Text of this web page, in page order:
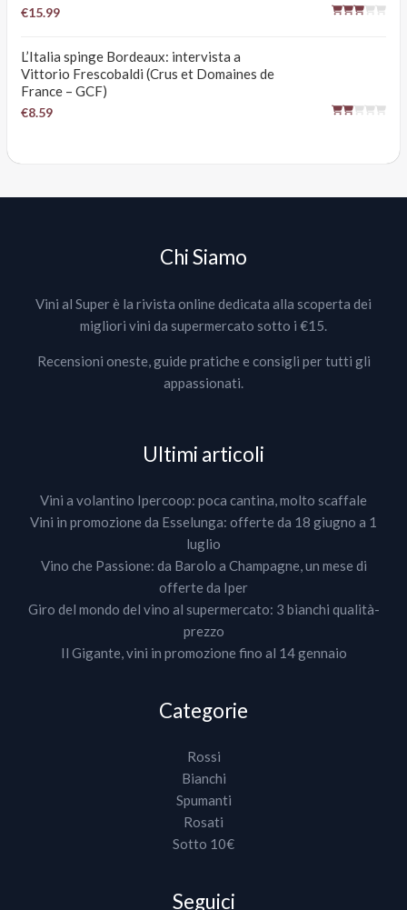
€15.99
L’Italia spinge Bordeaux: intervista a
Vittorio Frescobaldi (Crus et Domaines de
France – GCF)
€8.59
Chi Siamo
Vini al Super è la rivista online dedicata alla scoperta dei
migliori vini da supermercato sotto i €15.
Recensioni oneste, guide pratiche e consigli per tutti gli
appassionati.
Ultimi articoli
Vini a volantino Ipercoop: poca cantina, molto scaffale
Vini in promozione da Esselunga: offerte da 18 giugno a 1
luglio
Vino che Passione: da Barolo a Champagne, un mese di
offerte da Iper
Giro del mondo del vino al supermercato: 3 bianchi qualità-
prezzo
Il Gigante, vini in promozione fino al 14 gennaio
Categorie
Rossi
Bianchi
Spumanti
Rosati
Sotto 10€
Seguici